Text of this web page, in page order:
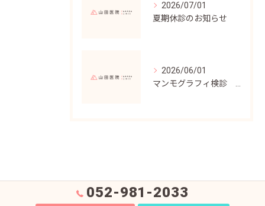
2026/07/01
夏期休診のお知らせ
2026/06/01
052-981-2033